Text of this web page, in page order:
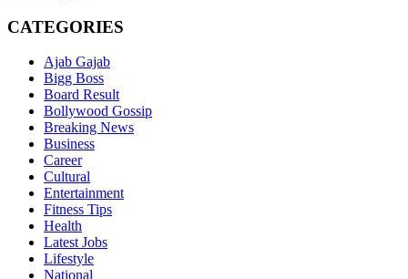
CATEGORIES
Ajab Gajab
Bigg Boss
Board Result
Bollywood Gossip
Breaking News
Business
Career
Cultural
Entertainment
Fitness Tips
Health
Latest Jobs
Lifestyle
National